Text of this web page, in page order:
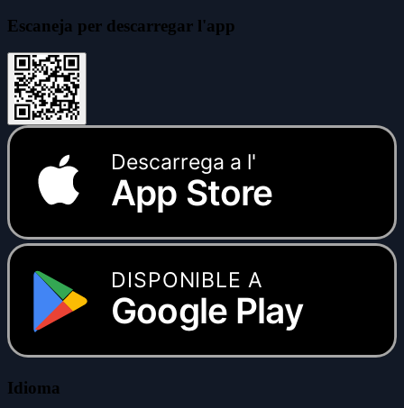
Escaneja per descarregar l'app
Descarrega a l'
App Store
DISPONIBLE A
Google Play
Idioma